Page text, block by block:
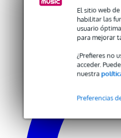
El sitio web
habilitar las
usuario
para mejorar
¿Prefieres no
acceder.
nuestra
Preferencias
3,7
(incluyendo el paquete)
peso del paquete: 3,7 kg